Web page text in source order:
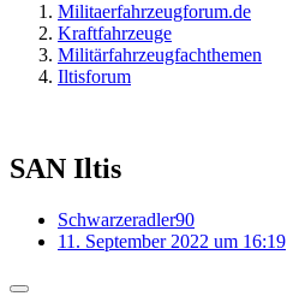
Militaerfahrzeugforum.de
Kraftfahrzeuge
Militärfahrzeugfachthemen
Iltisforum
SAN Iltis
Schwarzeradler90
11. September 2022 um 16:19